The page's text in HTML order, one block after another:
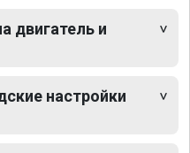
двигатель и
настройки